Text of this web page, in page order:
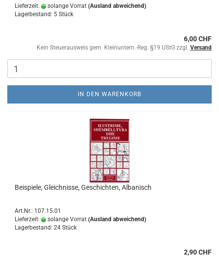
Lieferzeit:
solange Vorrat (Ausland abweichend)
Lagerbestand: 5 Stück
6,00 CHF
Kein Steuerausweis gem. Kleinuntern.-Reg. §19 UStG zzgl. Versand
IN DEN WARENKORB
Beispiele, Gleichnisse, Geschichten, Albanisch
Art.Nr.: 107.15.01
Lieferzeit:
solange Vorrat (Ausland abweichend)
Lagerbestand: 24 Stück
2,90 CHF